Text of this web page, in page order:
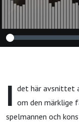
I det här avsnittet
om den märklige
spelmannen och